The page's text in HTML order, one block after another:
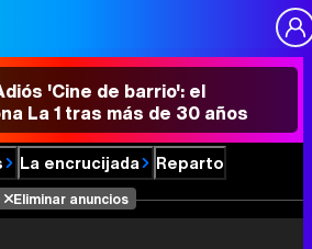
'Cine de barrio': el
La 1 tras más de 30 años
La encrucijada Reparto
Eliminar anuncios